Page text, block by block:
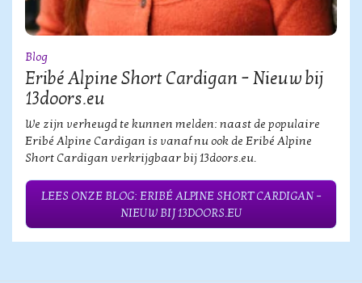
Blog
Eribé Alpine Short Cardigan – Nieuw bij
13doors.eu
We zijn verheugd te kunnen melden: naast de populaire
Eribé Alpine Cardigan is vanaf nu ook de Eribé Alpine
Short Cardigan verkrijgbaar bij 13doors.eu.
LEES ONZE BLOG: ERIBÉ ALPINE SHORT CARDIGAN –
NIEUW BIJ 13DOORS.EU